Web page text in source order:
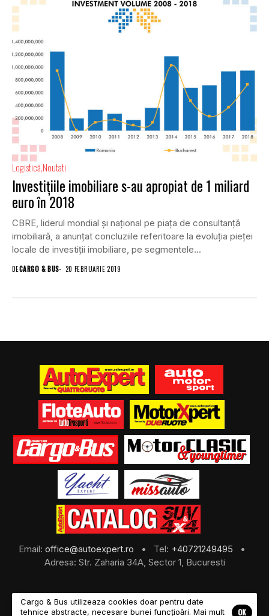
Logistică Noutati
Investițiile imobiliare s-au apropiat de 1 miliard
euro în 2018
CBRE, liderul mondial și național pe piața de consultanță
imobiliară, a anunțat concluziile referitoare la evoluția pieței
locale de investiții imobiliare, pe segmentele...
DECARGO & BUS 20 FEBRUARIE 2019
Email: office@autoexpert.ro • Tel: +40721249495
•
Adresa: Str. Zaharia 34A, Sector 1, Bucuresti
Cargo & Bus utilizeaza cookies doar pentru date
tehnice abstracte, necesare bunei funcțioări. Mai mult
OK